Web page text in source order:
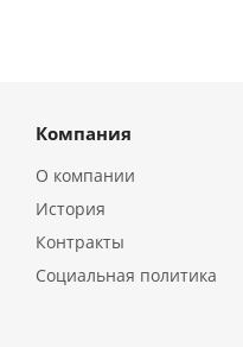
Компания
О компании
История
Контракты
Социальная политика